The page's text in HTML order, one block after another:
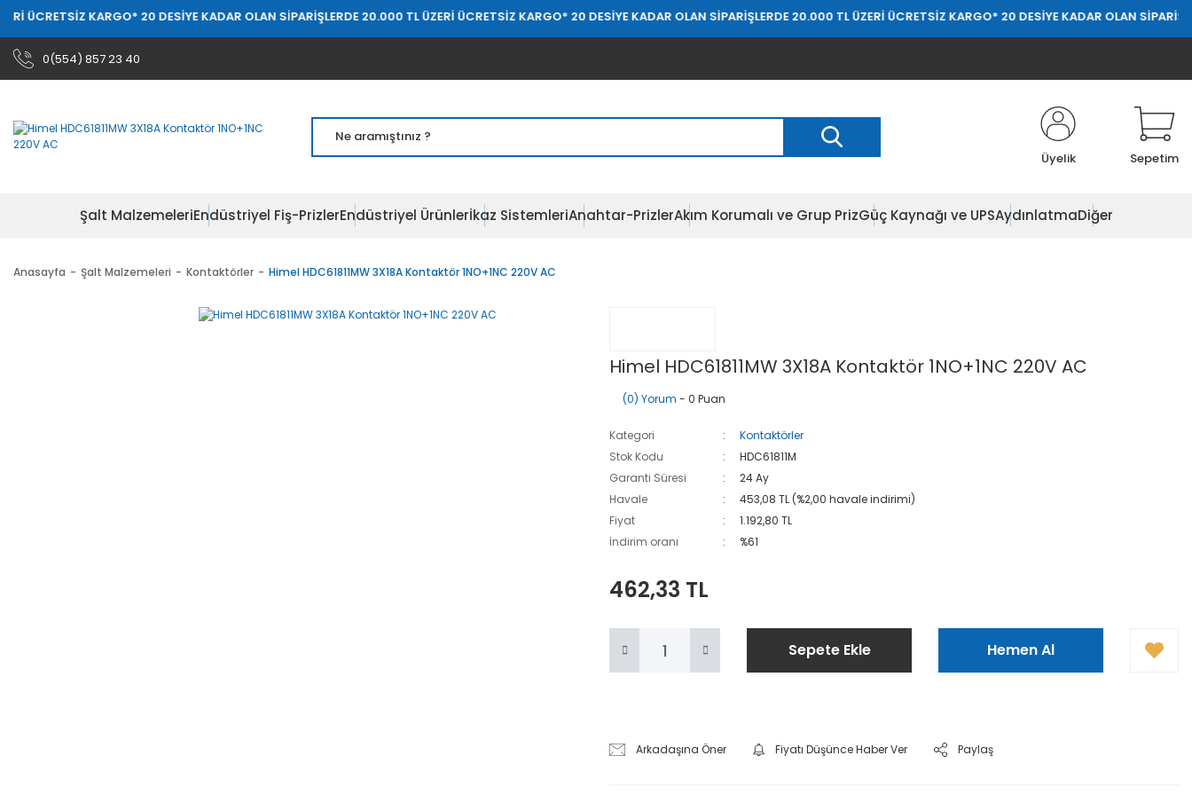
KARGO* 20 DESİYE KADAR OLAN SİPARİŞLERDE 20.000 TL ÜZERİ ÜCRETSİZ KARGO* 20 DESİYE KADAR OLAN SİPARİŞLERDE 20.000 TL ÜZERİ ÜCRETSİZ KARGO* 20 DESİYE KADAR OLAN
0(554) 857 23 40
Üyelik Sepetim
Şalt MalzemeleriEndüstriyel Fiş-PrizlerEndüstriyel Ürünlerİkaz SistemleriAnahtar-PrizlerAkım Korumalı ve Grup PrizGüç Kaynağı ve UPSAydınlatmaDiğer
Anasayfa Şalt Malzemeleri Kontaktörler Himel HDC61811MW 3X18A Kontaktör 1NO+1NC 220V AC
Himel HDC61811MW 3X18A Kontaktör 1NO+1NC 220V AC
(0) Yorum - 0 Puan
Kategori
Kontaktörler
Stok Kodu
HDC61811M
Garanti Süresi
24 Ay
Havale
453,08 TL (%2,00 havale indirimi)
Fiyat
1.192,80 TL
İndirim oranı
%61
462,33 TL
Sepete Ekle Hemen Al
Arkadaşına Öner Fiyatı Düşünce Haber Ver Paylaş